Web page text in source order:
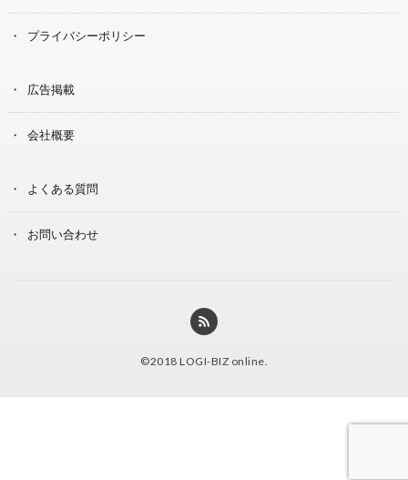
プライバシーポリシー
広告掲載
会社概要
よくある質問
お問い合わせ
©2018 LOGI-BIZ online.